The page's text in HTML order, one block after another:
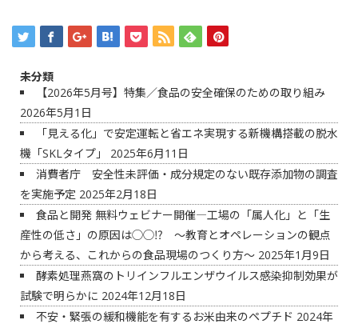
未分類
【2026年5月号】特集／食品の安全確保のための取り組み
2026年5月1日
「見える化」で安定運転と省エネ実現する新機構搭載の脱水
機「SKLタイプ」
2025年6月11日
消費者庁 安全性未評価・成分規定のない既存添加物の調査
を実施予定 2025年2月18日
食品と開発 無料ウェビナー開催―工場の「属人化」と「生
産性の低さ」の原因は◯◯⁉ ～教育とオペレーションの観点
から考える、これからの食品現場のつくり方～ 2025年1月9日
酵素処理燕窩のトリインフルエンザウイルス感染抑制効果が
試験で明らかに 2024年12月18日
不安・緊張の緩和機能を有するお米由来のペプチド 2024年